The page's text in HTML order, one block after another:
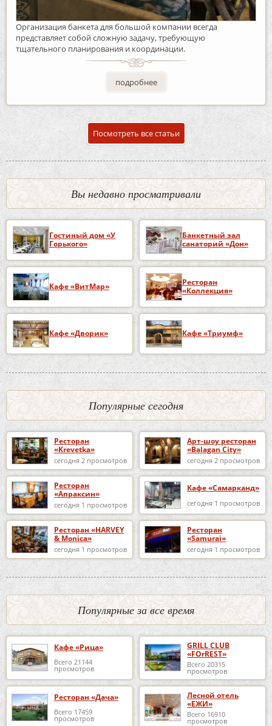
Организация банкета для большой компании всегда
представляет собой сложную задачу, требующую
тщательного планирования и координации.
подробнее
Посмотреть все статьи
Вы недавно просматривали
Гостиный дом «У
Горького»
Банкетный зал
санаторий «Дон»
Кафе «ВитМар»
Ресторан
«Коллекция»
Кафе «Дворик» Кафе «Триумф»
Популярные сегодня
Ресторан
«Krevetka»
сегодня 2 просмотров
Арт-шоу ресторан
«Balagan City»
сегодня 2 просмотров
Ресторан
«Апраксин»
сегодня 1 просмотров
Кафе «Самарканд»
сегодня 1 просмотров
Ресторан «HARVEY
& Monica»
сегодня 1 просмотров
Ресторан
«Samurai»
сегодня 1 просмотров
Популярные за все время
Кафе «Рица»
Всего 21144
просмотров
GRILL CLUB
«FOrREST»
Всего 20315
просмотров
Ресторан «Дача»
Всего 17459
просмотров
Лесной отель
«ЕЖИ»
Всего 16910
просмотров